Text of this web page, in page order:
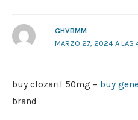
GHVBMM
MARZO 27, 2024 A LAS
buy clozaril 50mg – buy
brand